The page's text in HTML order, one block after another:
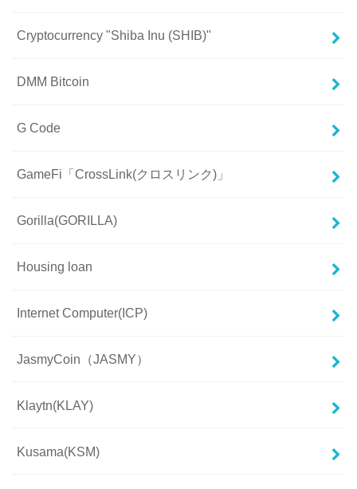
Cryptocurrency "Shiba Inu (SHIB)"
DMM Bitcoin
G Code
GameFi「CrossLink(クロスリンク)」
Gorilla(GORILLA)
Housing loan
Internet Computer(ICP)
JasmyCoin（JASMY）
Klaytn(KLAY)
Kusama(KSM)